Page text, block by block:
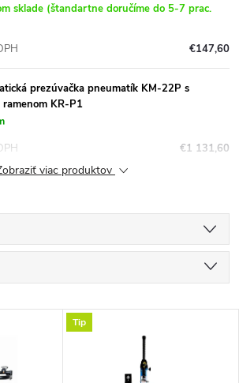
sklade (štandartne doručíme do 5-7 prac.
€147,60
prezúvačka pneumatík KM-22P s
ramenom KR-P1
€1 131,60
viac produktov
Tip